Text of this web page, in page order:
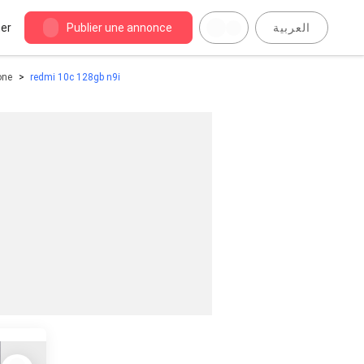
Publier une annonce العربية
redmi 10c 128gb n9i